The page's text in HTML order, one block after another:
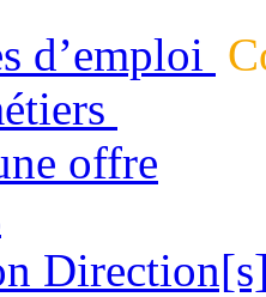
d’emploi
offre